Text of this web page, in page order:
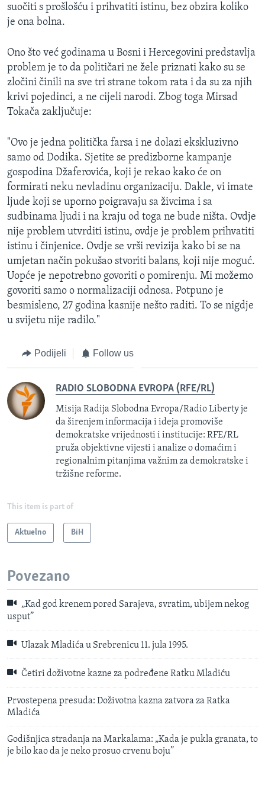
suočiti s prošlošću i prihvatiti istinu, bez obzira koliko
je ona bolna.
​Ono što već godinama u Bosni i Hercegovini predstavlja
problem je to da političari ne žele priznati kako su se
zločini činili na sve tri strane tokom rata i da su za njih
krivi pojedinci, a ne cijeli narodi. Zbog toga Mirsad
Tokača zaključuje:
"Ovo je jedna politička farsa i ne dolazi ekskluzivno
samo od Dodika. Sjetite se predizborne kampanje
gospodina Džaferovića, koji je rekao kako će on
formirati neku nevladinu organizaciju. Dakle, vi imate
ljude koji se uporno poigravaju sa živcima i sa
sudbinama ljudi i na kraju od toga ne bude ništa. Ovdje
nije problem utvrditi istinu, ovdje je problem prihvatiti
istinu i činjenice. Ovdje se vrši revizija kako bi se na
umjetan način pokušao stvoriti balans, koji nije moguć.
Uopće je nepotrebno govoriti o pomirenju. Mi možemo
govoriti samo o normalizaciji odnosa. Potpuno je
besmisleno, 27 godina kasnije nešto raditi. To se nigdje
u svijetu nije radilo."
Podijeli Follow us
RADIO SLOBODNA EVROPA (RFE/RL)
Misija Radija Slobodna Evropa/Radio Liberty je
da širenjem informacija i ideja promoviše
demokratske vrijednosti i institucije: RFE/RL
pruža objektivne vijesti i analize o domaćim i
regionalnim pitanjima važnim za demokratske i
tržišne reforme.
This item is part of
Aktuelno BiH
Povezano
„Kad god krenem pored Sarajeva, svratim, ubijem nekog
usput”
Ulazak Mladića u Srebrenicu 11. jula 1995.
Četiri doživotne kazne za podređene Ratku Mladiću
Prvostepena presuda: Doživotna kazna zatvora za Ratka
Mladića
Godišnjica stradanja na Markalama: „Kada je pukla granata, to
je bilo kao da je neko prosuo crvenu boju”